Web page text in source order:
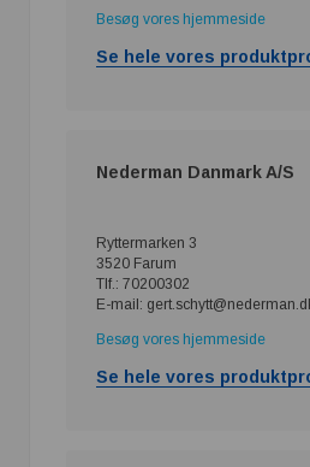
Besøg vores hjemmeside
Se hele vores
Nederman Danmark A/S
Ryttermarken 3
3520 Farum
Tlf.: 70200302
E-mail:
Besøg vores hjemmeside
Se hele vores